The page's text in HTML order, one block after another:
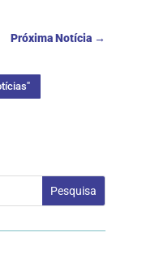
Próxima Notícia →